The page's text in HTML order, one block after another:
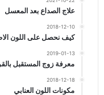
علاج الصداع بعد المعسل
2018-12-10
كيف نحصل على اللون
2019-01-13
معرفة زوج المستقبل
2018-12-18
مكونات اللون العنابي